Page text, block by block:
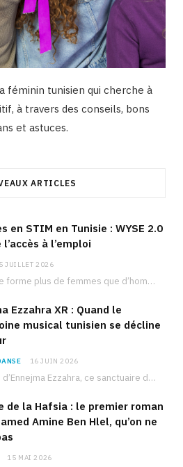
féminin tunisien qui cherche à
à travers des conseils, bons
et astuces.
ARTICLES
en STIM en Tunisie : WYSE 2.0
à l’emploi
JUILLET 2026
La Tunisie forme plus de femmes que d’hommes dans les filières scientifiques. Pourtant, pour beaucoup…
Ezzahra XR : Quand le
musical tunisien se décline
16 JUIN 2026
Le palais d’Ennejma Ezzahra, ce sanctuaire de la musique tunisienne et méditerranéenne construit par le…
de la Hafsia : le premier roman
Amine Ben Hlel, qu’on ne
15 MAI 2026